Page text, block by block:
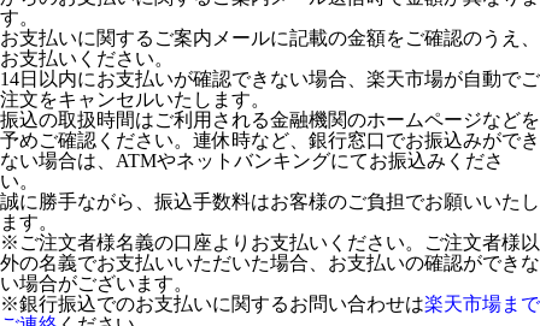
す。
お支払いに関するご案内メールに記載の金額をご確認のうえ、
お支払いください。
14日以内にお支払いが確認できない場合、楽天市場が自動でご
注文をキャンセルいたします。
振込の取扱時間はご利用される金融機関のホームページなどを
予めご確認ください。連休時など、銀行窓口でお振込みができ
ない場合は、ATMやネットバンキングにてお振込みくださ
い。
誠に勝手ながら、振込手数料はお客様のご負担でお願いいたし
ます。
※ご注文者様名義の口座よりお支払いください。ご注文者様以
外の名義でお支払いいただいた場合、お支払いの確認ができな
い場合がございます。
※銀行振込でのお支払いに関するお問い合わせは楽天市場まで